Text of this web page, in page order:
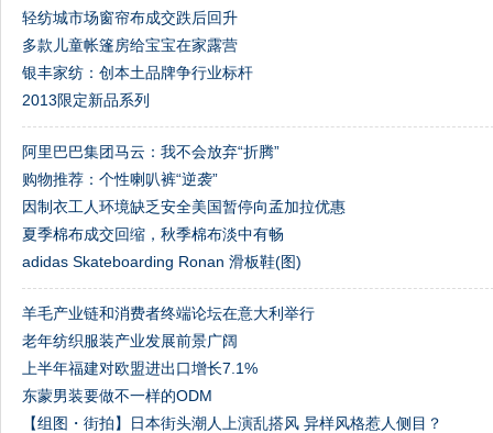
轻纺城市场窗帘布成交跌后回升
多款儿童帐篷房给宝宝在家露营
银丰家纺：创本土品牌争行业标杆
2013限定新品系列
阿里巴巴集团马云：我不会放弃“折腾”
购物推荐：个性喇叭裤“逆袭”
因制衣工人环境缺乏安全美国暂停向孟加拉优惠
夏季棉布成交回缩，秋季棉布淡中有畅
adidas Skateboarding Ronan 滑板鞋(图)
羊毛产业链和消费者终端论坛在意大利举行
老年纺织服装产业发展前景广阔
上半年福建对欧盟进出口增长7.1%
东蒙男装要做不一样的ODM
【组图・街拍】日本街头潮人上演乱搭风 异样风格惹人侧目？